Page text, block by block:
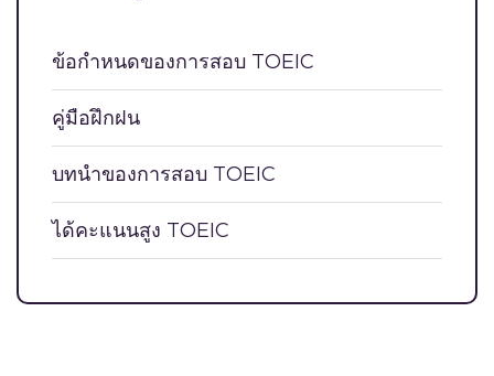
ข้อกำหนดของการสอบ TOEIC
คู่มือฝึกฝน
บท​นำ​ของการ​สอบ TOEIC
ได้คะแนนสูง TOEIC